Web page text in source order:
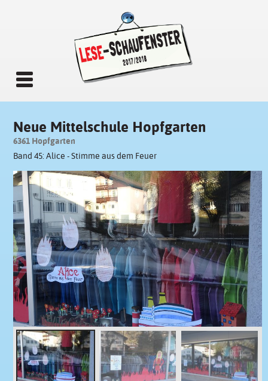
Neue Mittelschule Hopfgarten
6361 Hopfgarten
Band 45: Alice - Stimme aus dem Feuer